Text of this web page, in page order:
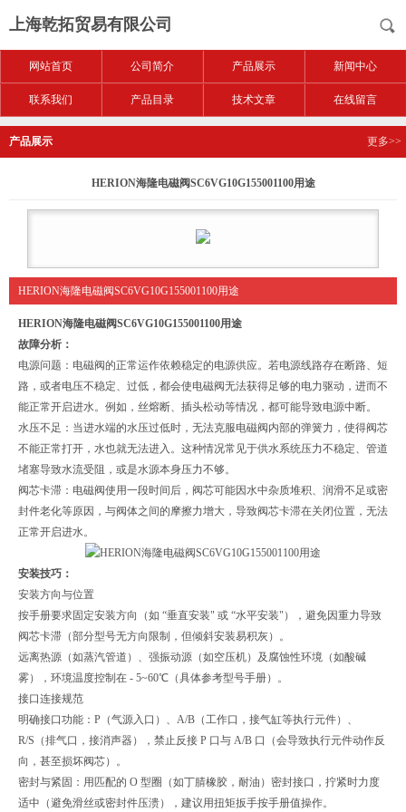
上海乾拓贸易有限公司
网站首页 公司简介 产品展示 新闻中心
联系我们 产品目录 技术文章 在线留言
产品展示 更多>>
HERION海隆电磁阀SC6VG10G155001100用途
HERION海隆电磁阀SC6VG10G155001100用途
HERION海隆电磁阀SC6VG10G155001100用途
故障分析：
电源问题：电磁阀的正常运作依赖稳定的电源供应。若电源线路存在断路、短
路，或者电压不稳定、过低，都会使电磁阀无法获得足够的电力驱动，进而不
能正常开启进水。例如，丝熔断、插头松动等情况，都可能导致电源中断。
水压不足：当进水端的水压过低时，无法克服电磁阀内部的弹簧力，使得阀芯
不能正常打开，水也就无法进入。这种情况常见于供水系统压力不稳定、管道
堵塞导致水流受阻，或是水源本身压力不够。
阀芯卡滞：电磁阀使用一段时间后，阀芯可能因水中杂质堆积、润滑不足或密
封件老化等原因，与阀体之间的摩擦力增大，导致阀芯卡滞在关闭位置，无法
正常开启进水。
安装技巧：
安装方向与位置
按手册要求固定安装方向（如 “垂直安装" 或 “水平安装"），避免因重力导致
阀芯卡滞（部分型号无方向限制，但倾斜安装易积灰）。
远离热源（如蒸汽管道）、强振动源（如空压机）及腐蚀性环境（如酸碱
雾），环境温度控制在 - 5~60℃（具体参考型号手册）。
接口连接规范
明确接口功能：P（气源入口）、A/B（工作口，接气缸等执行元件）、
R/S（排气口，接消声器），禁止反接 P 口与 A/B 口（会导致执行元件动作反
向，甚至损坏阀芯）。
密封与紧固：用匹配的 O 型圈（如丁腈橡胶，耐油）密封接口，拧紧时力度
适中（避免滑丝或密封件压溃），建议用扭矩扳手按手册值操作。